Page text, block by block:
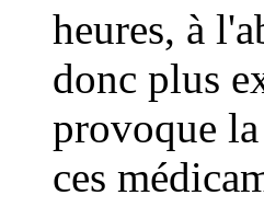
heures, à
donc plus
provoque
ces